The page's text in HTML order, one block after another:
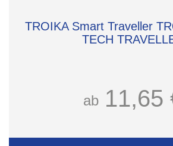
TROIKA Smart Traveller
TECH
ab 11,65